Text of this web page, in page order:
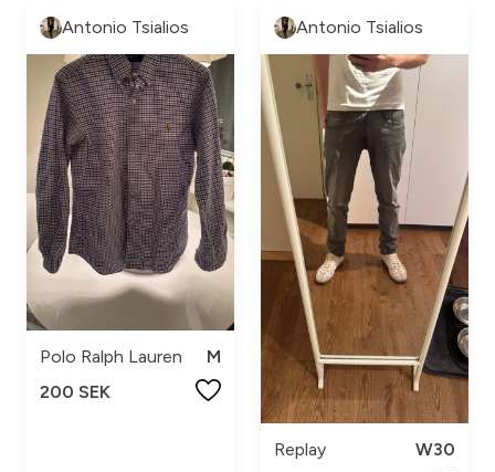
Antonio Tsialios
Polo Ralph Lauren
M
200 SEK
Antonio Tsialios
Replay
W30